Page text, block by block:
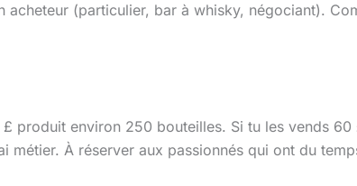
(particulier, bar à whisky, négociant).
produit environ 250 bouteilles. Si tu les vends
À réserver aux passionnés qui ont du